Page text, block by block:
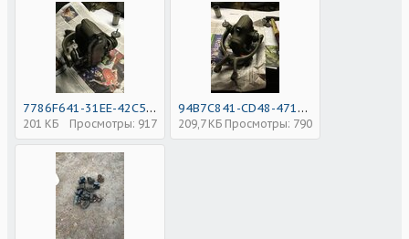
7786F641-31EE-42C5-ABFC-7BE0C386ECA6.jpeg
201 КБ Просмотры: 917
94B7C841-CD48-4712-9817-68D80C2F5497.jpeg
209,7 КБ Просмотры: 790